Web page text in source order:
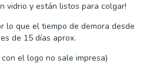
vidrio y están listos para colgar!
lo que el tiempo de demora desde
de 15 días aprox.
el logo no sale impresa)